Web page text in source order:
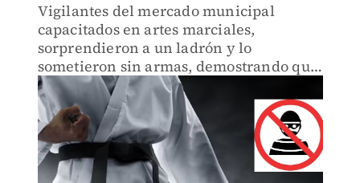
Vigilantes del mercado municipal
capacitados en artes marciales,
sorprendieron a un ladrón y lo
sometieron sin armas, demostrando que
la defensa personal puede ser una
herramienta eficaz.